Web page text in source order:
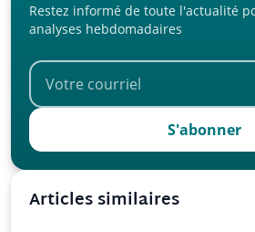
Restez informé de toute l'actualité
analyses hebdomadaires
S'abonner
Articles similaires